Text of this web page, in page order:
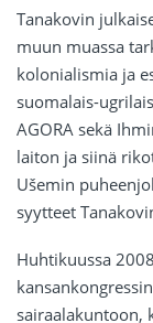
Tanakovin
muun muassa
kolonialismia ja
suomalais-
AGORA sekä
laiton ja siinä
Ušemin
syytteet
Huhtikuussa
sairaalakuntoon,